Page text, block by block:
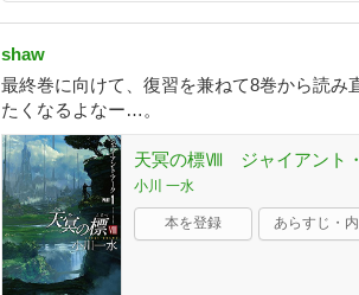
shaw
最終巻に向けて、復習を兼ねて8巻から読み
たくなるよなー…。
天冥の標Ⅷ ジャイアント
小川 一水
本を登録 あらすじ・